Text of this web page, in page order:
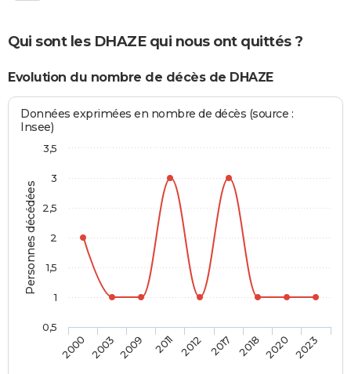
Qui sont les DHAZE qui nous ont quittés ?
Evolution du nombre de décès de DHAZE
Personnes décédées
Données exprimées en nombre de décès (source :
Insee)
2000 2003 2009 2011 2012 2017 2018 2020 2023
0,5
1
1,5
2
2,5
3
3,5